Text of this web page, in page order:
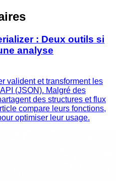
: Deux outils si
analyse
valident et transforment les
(JSON). Malgré des
des structures et flux
compare leurs fonctions,
optimiser leur usage.